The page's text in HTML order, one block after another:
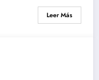
Leer Más